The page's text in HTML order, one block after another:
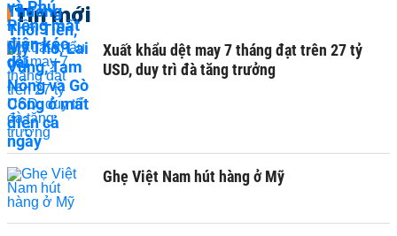
Tin mới
Xuất khẩu dệt may 7 tháng đạt trên 27 tỷ
USD, duy trì đà tăng trưởng
Ghẹ Việt Nam hút hàng ở Mỹ